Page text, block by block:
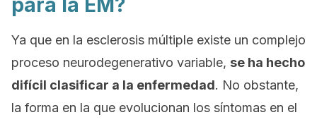
para la EM?
Ya que en la esclerosis múltiple existe un complejo
proceso neurodegenerativo variable, se ha hecho
difícil clasificar a la enfermedad. No obstante,
la forma en la que evolucionan los síntomas en el